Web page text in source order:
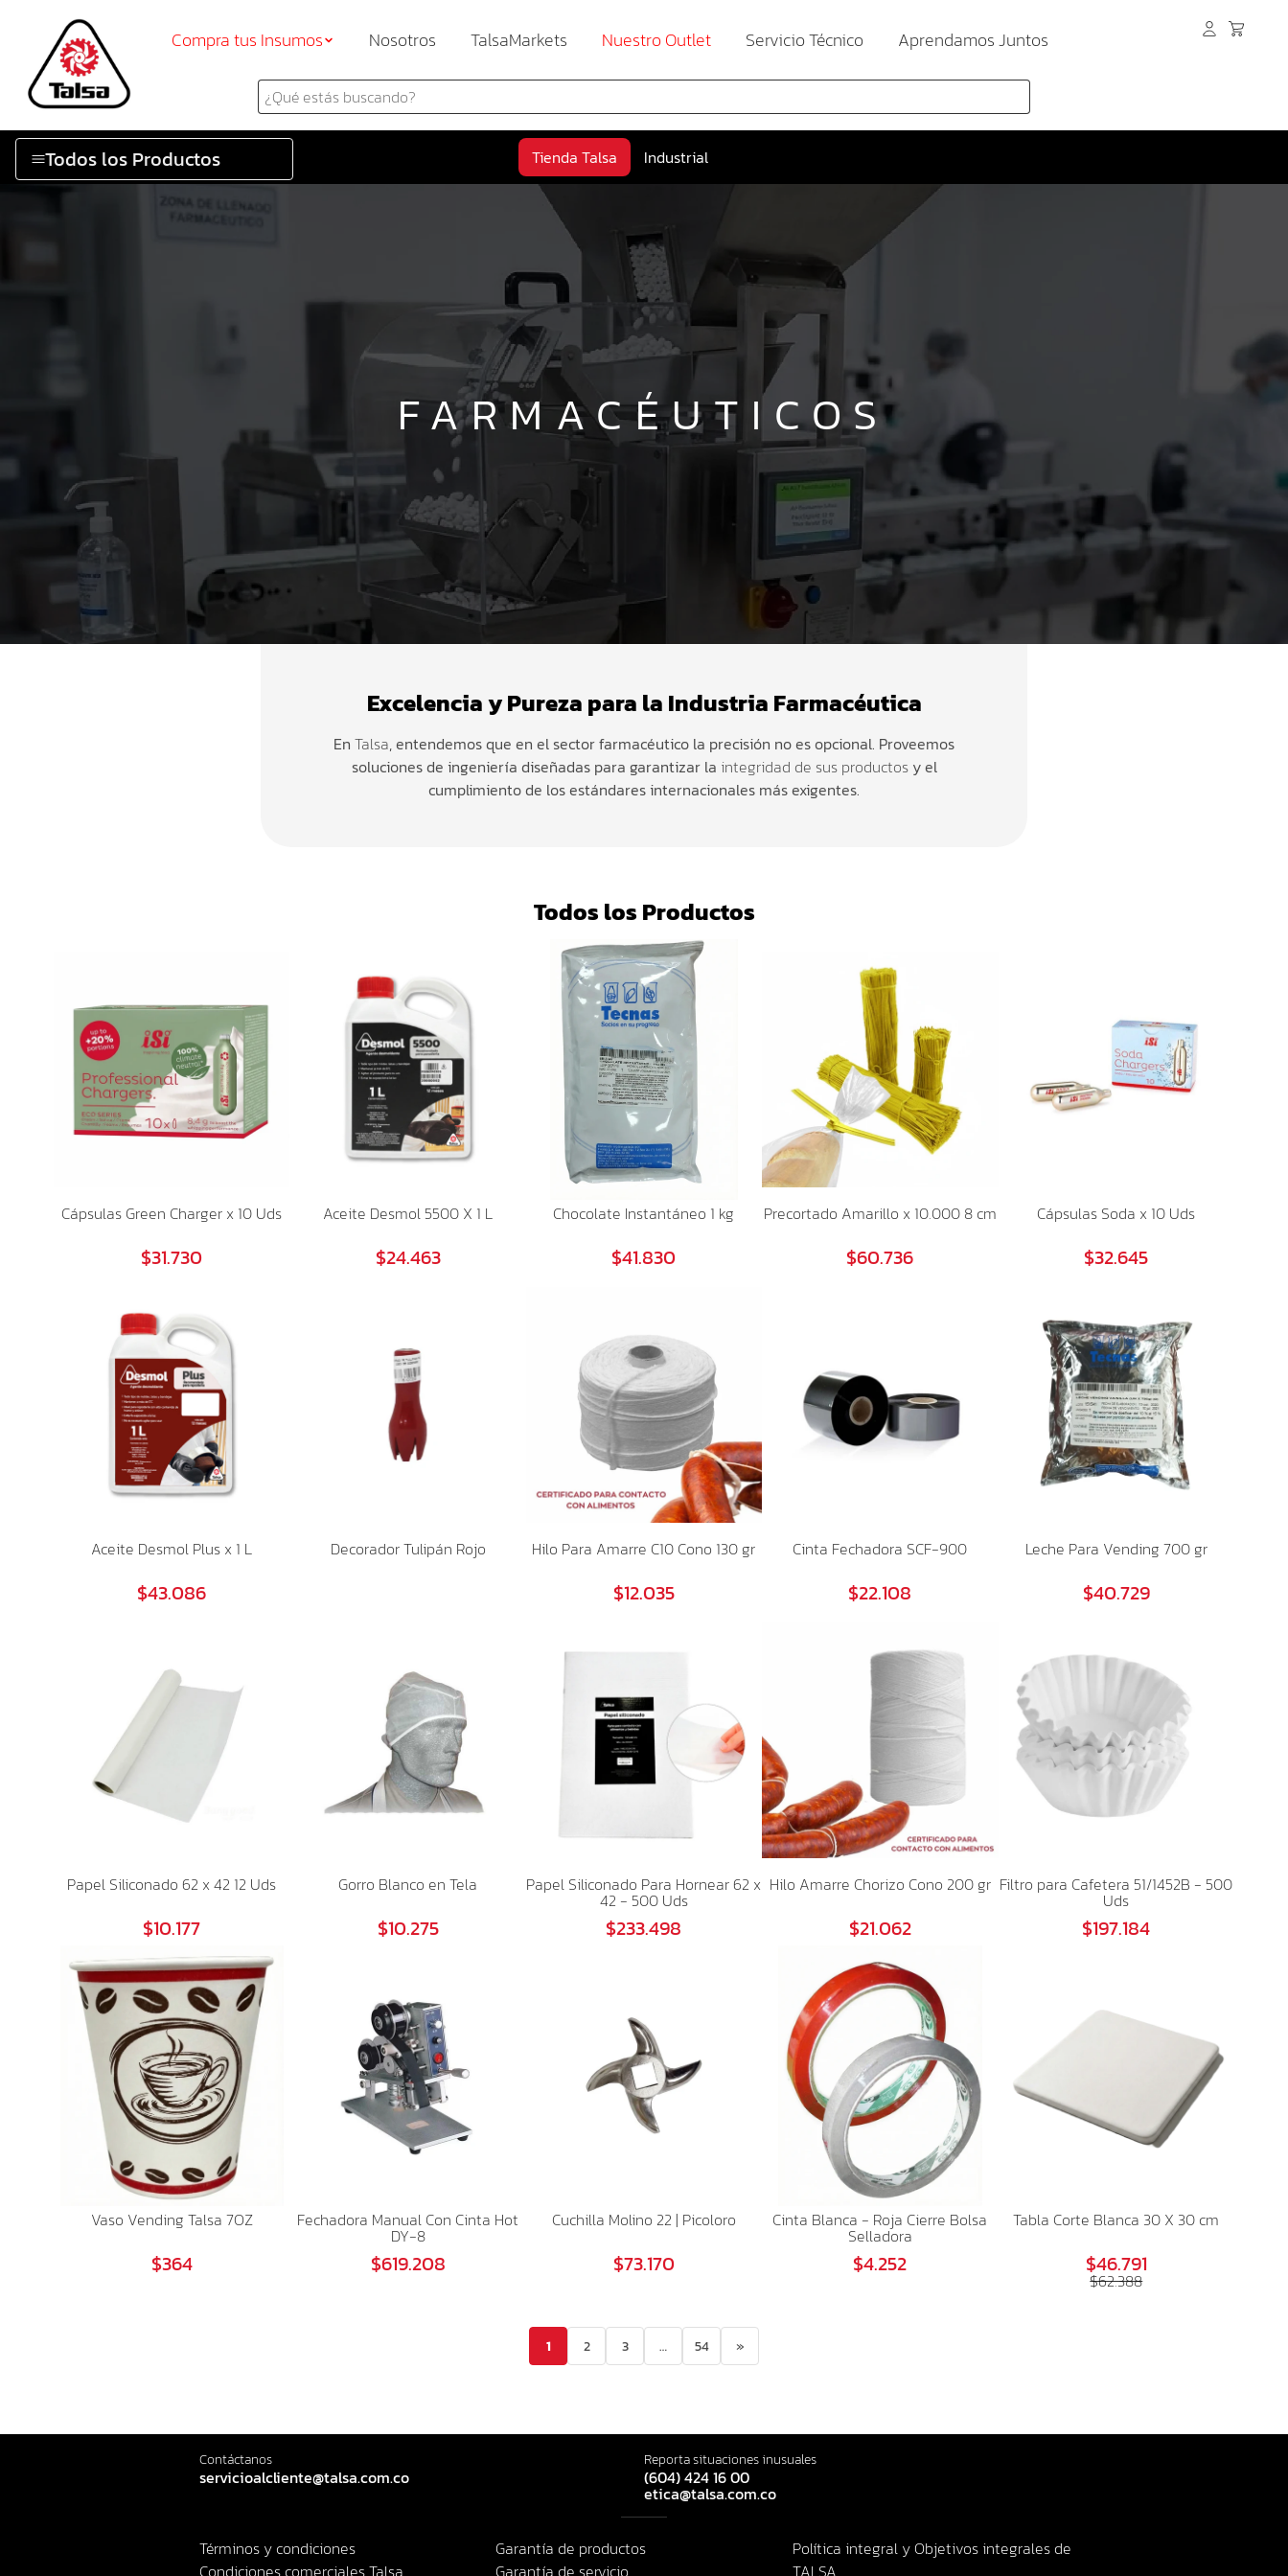
Compra tus Insumos Nosotros TalsaMarkets Nuestro Outlet Servicio Técnico Aprendamos Juntos
Todos los Productos Tienda Talsa Industrial
FARMACÉUTICOS
Excelencia y Pureza para la Industria Farmacéutica
En Talsa, entendemos que en el sector farmacéutico la precisión no es opcional. Proveemos
soluciones de ingeniería diseñadas para garantizar la integridad de sus productosy el
cumplimiento de los estándares internacionales más exigentes.
Todos los Productos
Cápsulas Green Charger x 10 Uds
$31.730
Aceite Desmol 5500 X 1 L
$24.463
Chocolate Instantáneo 1 kg
$41.830
Precortado Amarillo x 10.000 8 cm
$60.736
Cápsulas Soda x 10 Uds
$32.645
Aceite Desmol Plus x 1 L
$43.086
Decorador Tulipán Rojo Hilo Para Amarre C10 Cono 130 gr
$12.035
Cinta Fechadora SCF-900
$22.108
Leche Para Vending 700 gr
$40.729
Papel Siliconado 62 x 42 12 Uds
$10.177
Gorro Blanco en Tela
$10.275
Papel Siliconado Para Hornear 62 x
42 - 500 Uds
$233.498
Hilo Amarre Chorizo Cono 200 gr
$21.062
Filtro para Cafetera 51/1452B - 500
Uds
$197.184
Vaso Vending Talsa 7OZ
$364
Fechadora Manual Con Cinta Hot
DY-8
$619.208
Cuchilla Molino 22 | Picoloro
$73.170
Cinta Blanca - Roja Cierre Bolsa
Selladora
$4.252
Tabla Corte Blanca 30 X 30 cm
$46.791
$62.388
1 2 3 … 54 »
Contáctanos
servicioalcliente@talsa.com.co
Reporta situaciones inusuales
(604) 424 16 00
etica@talsa.com.co
Términos y condiciones
Condiciones comerciales Talsa
Garantía de productos
Garantía de servicio
Política integral y Objetivos integrales de
TALSA